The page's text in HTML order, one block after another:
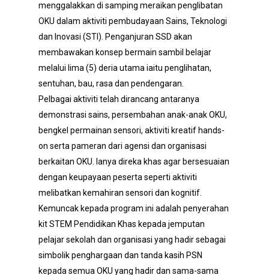
menggalakkan di samping meraikan penglibatan
OKU dalam aktiviti pembudayaan Sains, Teknologi
dan Inovasi (STI). Penganjuran SSD akan
membawakan konsep bermain sambil belajar
melalui lima (5) deria utama iaitu penglihatan,
sentuhan, bau, rasa dan pendengaran.
Pelbagai aktiviti telah dirancang antaranya
demonstrasi sains, persembahan anak-anak OKU,
bengkel permainan sensori, aktiviti kreatif hands-
on serta pameran dari agensi dan organisasi
berkaitan OKU. Ianya direka khas agar bersesuaian
dengan keupayaan peserta seperti aktiviti
melibatkan kemahiran sensori dan kognitif.
Kemuncak kepada program ini adalah penyerahan
kit STEM Pendidikan Khas kepada jemputan
pelajar sekolah dan organisasi yang hadir sebagai
simbolik penghargaan dan tanda kasih PSN
kepada semua OKU yang hadir dan sama-sama